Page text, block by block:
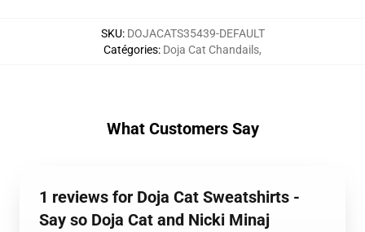
SKU: DOJACATS35439-DEFAULT
Catégories: Doja Cat Chandails,
What Customers Say
1 reviews for Doja Cat Sweatshirts -
Say so Doja Cat and Nicki Minaj